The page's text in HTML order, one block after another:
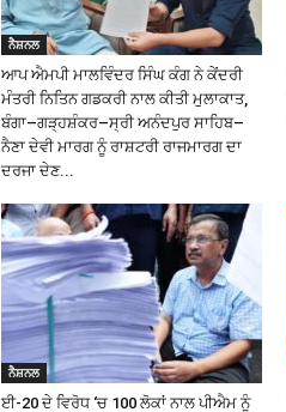
ਨੈਸ਼ਨਲ
ਆਪ ਐਮਪੀ ਮਾਲਵਿੰਦਰ ਸਿੰਘ ਕੰਗ ਨੇ ਕੇਂਦਰੀ
ਮੰਤਰੀ ਨਿਤਿਨ ਗਡਕਰੀ ਨਾਲ ਕੀਤੀ ਮੁਲਾਕਾਤ,
ਬੰਗਾ–ਗੜ੍ਹਸ਼ੰਕਰ–ਸ੍ਰੀ ਅਨੰਦਪੁਰ ਸਾਹਿਬ–
ਨੈਣਾ ਦੇਵੀ ਮਾਰਗ ਨੂੰ ਰਾਸ਼ਟਰੀ ਰਾਜਮਾਰਗ ਦਾ
ਦਰਜਾ ਦੇਣ...
ਨੈਸ਼ਨਲ
ਈ-20 ਦੇ ਵਿਰੋਧ ‘ਚ 100 ਲੋਕਾਂ ਨਾਲ ਪੀਐਮ ਨੂੰ